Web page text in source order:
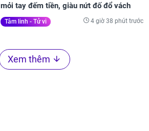
mỏi tay đếm tiền, giàu nứt đố đổ vách
Tâm linh - Tử vi 4 giờ 38 phút trước
Xem thêm